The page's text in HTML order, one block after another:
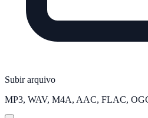
Subir arquivo
MP3, WAV, M4A, AAC, FLAC,